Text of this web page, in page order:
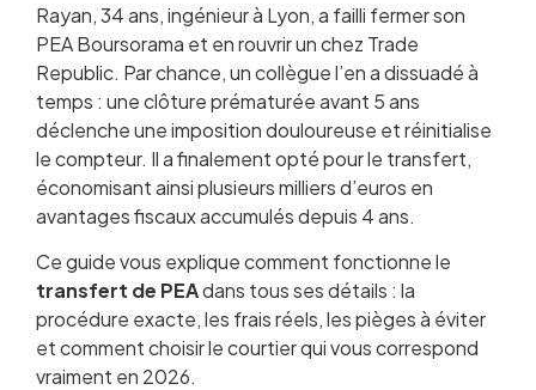
Les titres non transférables : le piège principal
Conserver l’antériorité fiscale : comment ça
marche vraiment
Comparer les courtiers avant de transférer :
notre méthode
Transfert du PEA-PME : spécificités à
connaître
Les erreurs à éviter lors d’un transfert de PEA
Questions fréquentes sur le transfert de PEA
Rayan, 34 ans, ingénieur à Lyon, a failli fermer son
PEA Boursorama et en rouvrir un chez Trade
Republic. Par chance, un collègue l’en a dissuadé à
temps : une clôture prématurée avant 5 ans
déclenche une imposition douloureuse et réinitialise
le compteur. Il a finalement opté pour le transfert,
économisant ainsi plusieurs milliers d’euros en
avantages fiscaux accumulés depuis 4 ans.
Ce guide vous explique comment fonctionne le
transfert de PEAdans tous ses détails : la
procédure exacte, les frais réels, les pièges à éviter
et comment choisir le courtier qui vous correspond
vraiment en 2026.